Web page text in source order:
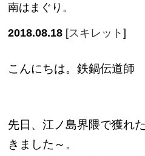
南はまぐり。
2018.08.18 [スキレット]
こんにちは。鉄鍋伝道師
先日、江ノ島界隈で獲れ
きました～。